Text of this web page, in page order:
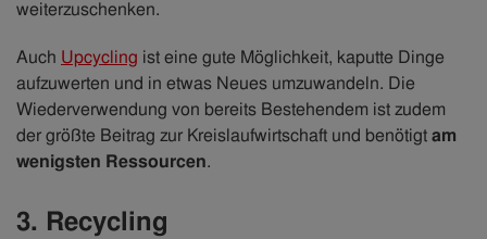
weiterzuschenken.
Auch Upcycling ist eine gute Möglichkeit, kaputte Dinge
aufzuwerten und in etwas Neues umzuwandeln. Die
Wiederverwendung von bereits Bestehendem ist zudem
der größte Beitrag zur Kreislaufwirtschaft und benötigtam
wenigsten Ressourcen.
3. Recycling